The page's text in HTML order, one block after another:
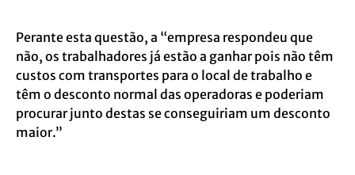
Perante esta questão, a “empresa respondeu que
não, os trabalhadores já estão a ganhar pois não têm
custos com transportes para o local de trabalho e
têm o desconto normal das operadoras e poderiam
procurar junto destas se conseguiriam um desconto
maior.”